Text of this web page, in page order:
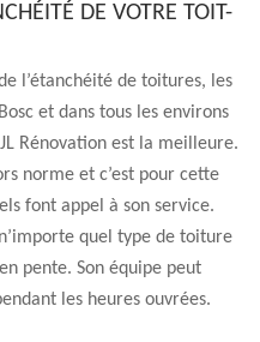
DE VOTRE TOIT-
l’étanchéité de toitures, les
et dans tous les environs
Rénovation est la meilleure.
norme et c’est pour cette
font appel à son service.
quel type de toiture
pente. Son équipe peut
les heures ouvrées.